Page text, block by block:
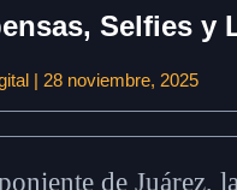
Selfies y
| 28 noviembre, 2025
de Juárez,